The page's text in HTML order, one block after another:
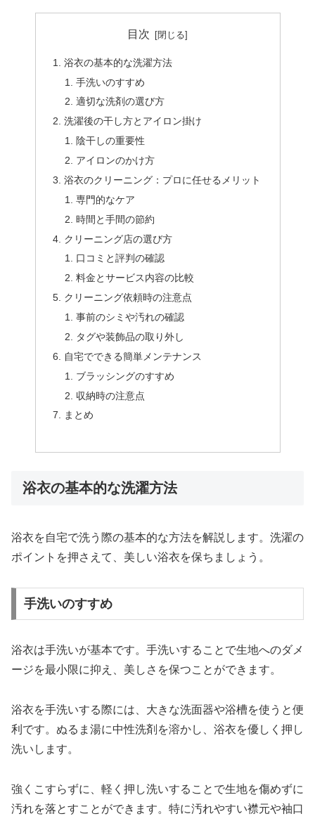
目次
浴衣の基本的な洗濯方法
手洗いのすすめ
適切な洗剤の選び方
洗濯後の干し方とアイロン掛け
陰干しの重要性
アイロンのかけ方
浴衣のクリーニング：プロに任せるメリット
専門的なケア
時間と手間の節約
クリーニング店の選び方
口コミと評判の確認
料金とサービス内容の比較
クリーニング依頼時の注意点
事前のシミや汚れの確認
タグや装飾品の取り外し
自宅でできる簡単メンテナンス
ブラッシングのすすめ
収納時の注意点
まとめ
浴衣の基本的な洗濯方法
浴衣を自宅で洗う際の基本的な方法を解説します。洗濯の
ポイントを押さえて、美しい浴衣を保ちましょう。
手洗いのすすめ
浴衣は手洗いが基本です。手洗いすることで生地へのダメ
ージを最小限に抑え、美しさを保つことができます。
浴衣を手洗いする際には、大きな洗面器や浴槽を使うと便
利です。ぬるま湯に中性洗剤を溶かし、浴衣を優しく押し
洗いします。
強くこすらずに、軽く押し洗いすることで生地を傷めずに
汚れを落とすことができます。特に汚れやすい襟元や袖口